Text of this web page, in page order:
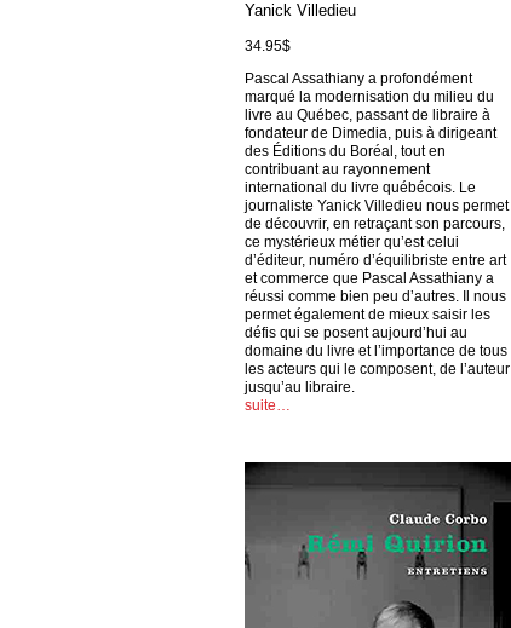
Yanick Villedieu
34.95$
Pascal Assathiany a profondément
marqué la modernisation du milieu du
livre au Québec, passant de libraire à
fondateur de Dimedia, puis à dirigeant
des Éditions du Boréal, tout en
contribuant au rayonnement
international du livre québécois. Le
journaliste Yanick Villedieu nous permet
de découvrir, en retraçant son parcours,
ce mystérieux métier qu’est celui
d’éditeur, numéro d’équilibriste entre art
et commerce que Pascal Assathiany a
réussi comme bien peu d’autres. Il nous
permet également de mieux saisir les
défis qui se posent aujourd’hui au
domaine du livre et l’importance de tous
les acteurs qui le composent, de l’auteur
jusqu’au libraire.
suite…